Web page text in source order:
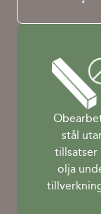
*
stål
tillsatser
olja